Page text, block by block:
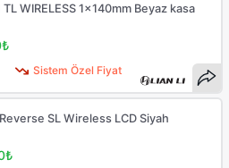
Sistem Özel Fiyat
TL WIRELESS 1x140mm Beyaz kasa
SL Wireless LCD Siyah